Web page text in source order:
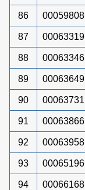
86 00059808
87 00063319
88 00063346
89 00063649
90 00063731
91 00063866
92 00063958
93 00065196
94 00066168